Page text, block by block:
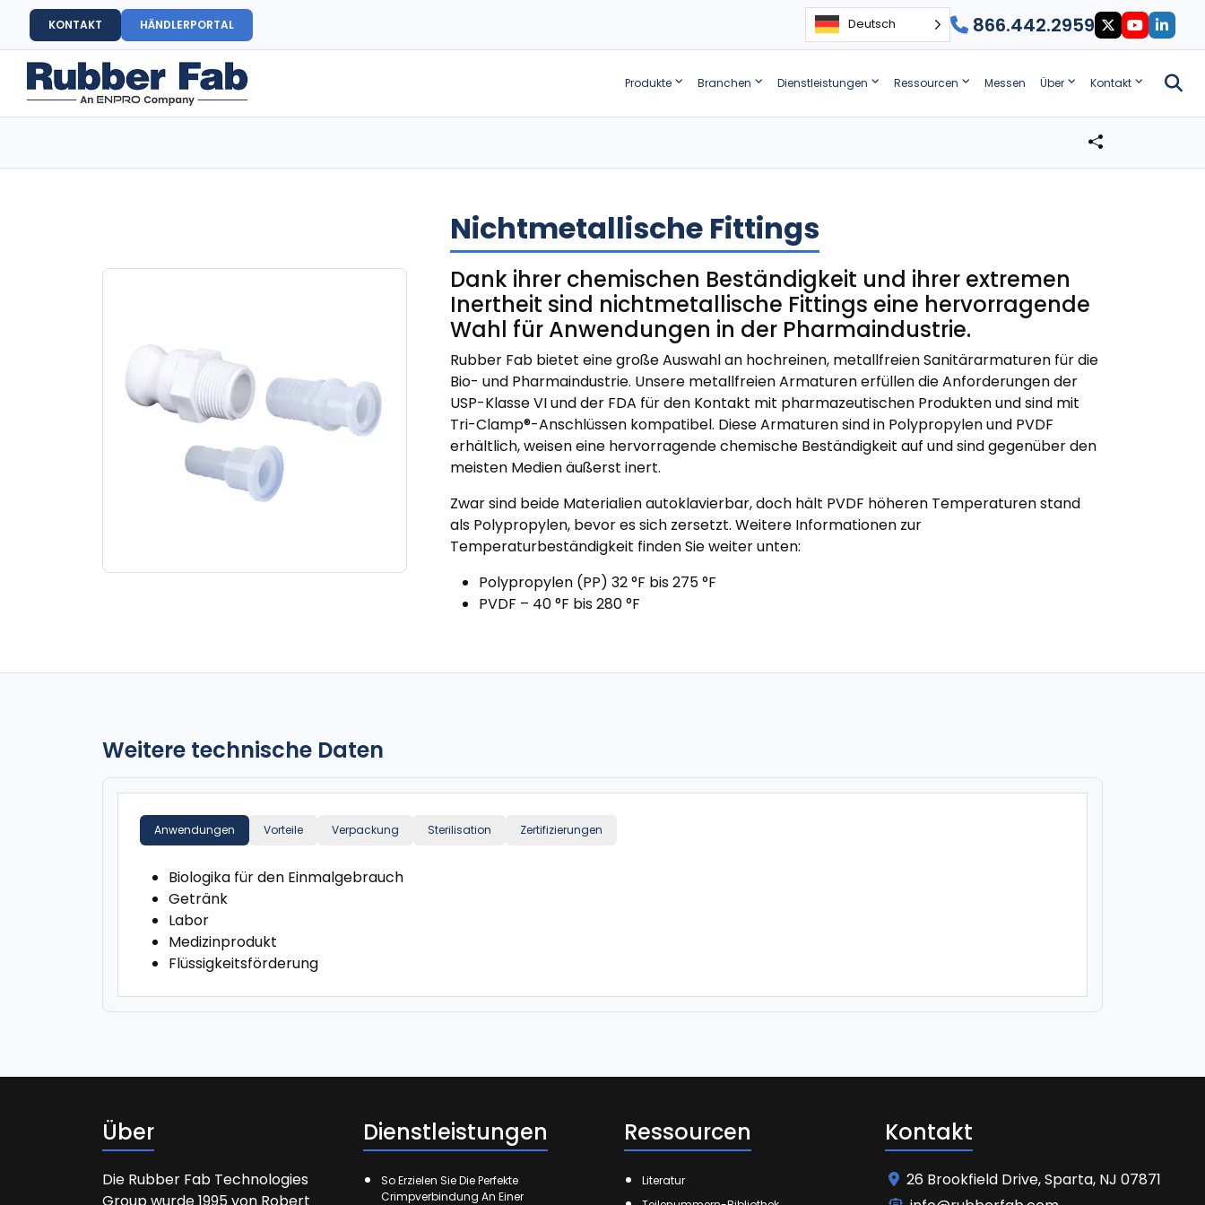
KONTAKT HÄNDLERPORTAL Deutsch 866.442.2959
Produkte Branchen Dienstleistungen Ressourcen Messen Über Kontakt
Nichtmetallische Fittings
Dank ihrer chemischen Beständigkeit und ihrer extremen
Inertheit sind nichtmetallische Fittings eine hervorragende
Wahl für Anwendungen in der Pharmaindustrie.
Rubber Fab bietet eine große Auswahl an hochreinen, metallfreien Sanitärarmaturen für die
Bio- und Pharmaindustrie. Unsere metallfreien Armaturen erfüllen die Anforderungen der
USP-Klasse VI und der FDA für den Kontakt mit pharmazeutischen Produkten und sind mit
Tri-Clamp®-Anschlüssen kompatibel. Diese Armaturen sind in Polypropylen und PVDF
erhältlich, weisen eine hervorragende chemische Beständigkeit auf und sind gegenüber den
meisten Medien äußerst inert.
Zwar sind beide Materialien autoklavierbar, doch hält PVDF höheren Temperaturen stand
als Polypropylen, bevor es sich zersetzt. Weitere Informationen zur
Temperaturbeständigkeit finden Sie weiter unten:
Polypropylen (PP) 32 °F bis 275 °F
PVDF – 40 °F bis 280 °F
Weitere technische Daten
Anwendungen Vorteile Verpackung Sterilisation Zertifizierungen
Biologika für den Einmalgebrauch
Getränk
Labor
Medizinprodukt
Flüssigkeitsförderung
Über
Die Rubber Fab Technologies
Dienstleistungen
So Erzielen Sie Die Perfekte
Crimpverbindung An Einer
Ressourcen
Literatur
Kontakt
26 Brookfield Drive, Sparta, NJ 07871